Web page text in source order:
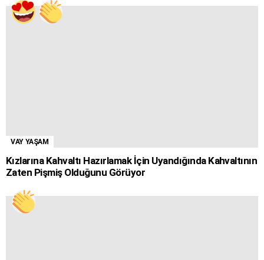
VAY YAŞAM
Kızlarına Kahvaltı Hazırlamak İçin Uyandığında Kahvaltının
Zaten Pişmiş Olduğunu Görüyor